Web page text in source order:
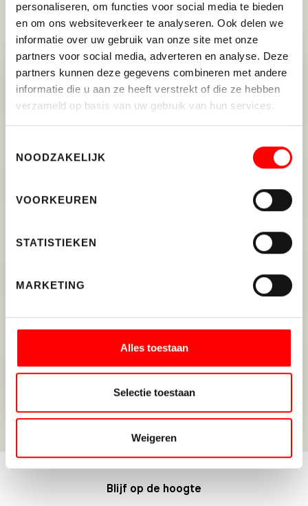
personaliseren, om functies voor social media te bieden
en om ons websiteverkeer te analyseren. Ook delen we
informatie over uw gebruik van onze site met onze
partners voor social media, adverteren en analyse. Deze
partners kunnen deze gegevens combineren met andere
informatie die u aan ze heeft verstrekt of die ze hebben
verzameld op basis van uw gebruik van hun services.
NOODZAKELIJK
VOORKEUREN
STATISTIEKEN
MARKETING
Alles toestaan
Selectie toestaan
Weigeren
Gerelateerde berichten
Transacties en
marktontwikkelingen regio
Utrecht
Amsterdam of Utrecht
Circa 1.019 m² kantoorruimte
E-Freight Forwarding breidt uit
met 2.450 m² in Vianen
Blijf op de hoogte